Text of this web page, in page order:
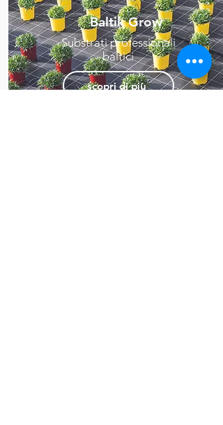
scopri di più
Substrati professionali
baltici
Baltik Grow